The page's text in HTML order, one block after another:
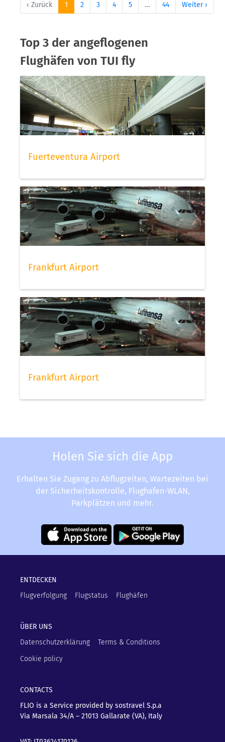
‹ Zurück 1 2 3 4 5 … 44 Weiter ›
Top 3 der angeflogenen
Flughäfen von TUI fly
Fuerteventura Airport
Frankfurt Airport
Frankfurt Airport
Holen Sie sich die App
Erhalten Sie Zugang zu Abflugzeiten, Wartezeiten bei
der Sicherheitskontrolle, Flughafen-WLAN,
Parkplätzen und mehr.
ENTDECKEN
Flugverfolgung
Flugstatus Flughäfen
ÜBER UNS
Datenschutzerklärung
Terms & Conditions
Cookie policy
CONTACTS
FLIO is a Service provided by sostravel S.p.a
Via Marsala 34/A – 21013 Gallarate (VA), Italy